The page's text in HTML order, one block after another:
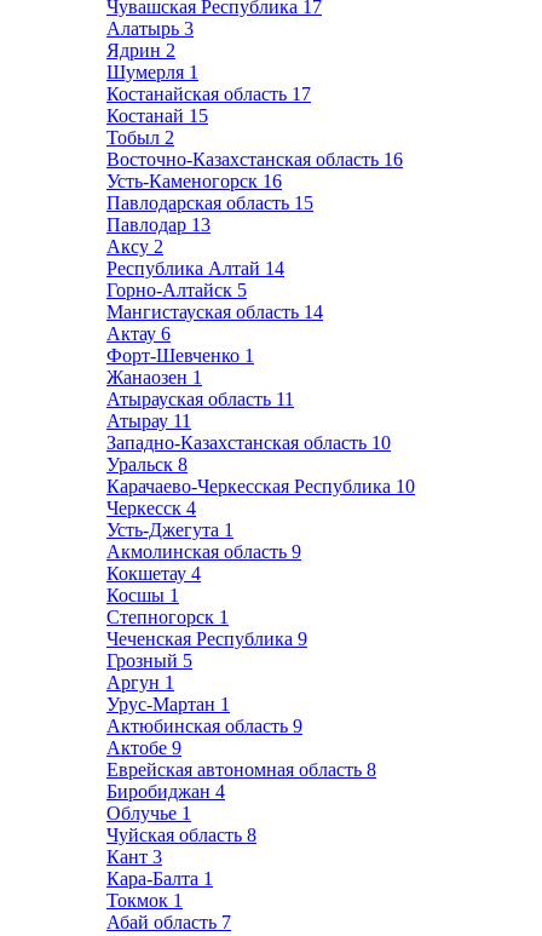
Чувашская Республика 17
Алатырь 3
Ядрин 2
Шумерля 1
Костанайская область 17
Костанай 15
Тобыл 2
Восточно-Казахстанская область 16
Усть-Каменогорск 16
Павлодарская область 15
Павлодар 13
Аксу 2
Республика Алтай 14
Горно-Алтайск 5
Мангистауская область 14
Актау 6
Форт-Шевченко 1
Жанаозен 1
Атырауская область 11
Атырау 11
Западно-Казахстанская область 10
Уральск 8
Карачаево-Черкесская Республика 10
Черкесск 4
Усть-Джегута 1
Акмолинская область 9
Кокшетау 4
Косшы 1
Степногорск 1
Чеченская Республика 9
Грозный 5
Аргун 1
Урус-Мартан 1
Актюбинская область 9
Актобе 9
Еврейская автономная область 8
Биробиджан 4
Облучье 1
Чуйская область 8
Кант 3
Кара-Балта 1
Токмок 1
Абай область 7